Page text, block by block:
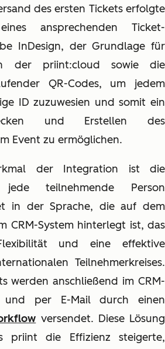
des ersten Tickets erfolgte
ansprechenden Ticket-
InDesign, der Grundlage für
der priint:cloud sowie die
QR-Codes, um jedem
ID zuzuwesien und somit ein
und Erstellen des
Event zu ermöglichen.
der Integration ist die
jede teilnehmende Person
in der Sprache, die auf dem
CRM-System hinterlegt ist, das
und eine effektive
Teilnehmerkreises.
werden anschließend im CRM-
und per E-Mail durch einen
versendet. Diese Lösung
priint die Effizienz steigerte,